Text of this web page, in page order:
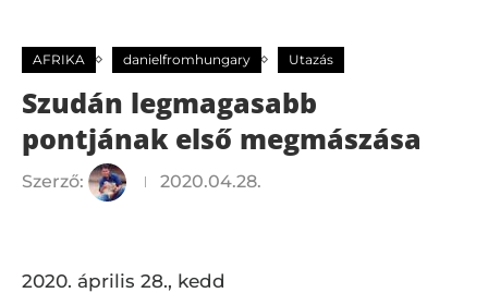
AFRIKA danielfromhungary Utazás
Szudán legmagasabb
pontjának első megmászása
Szerző: 2020.04.28.
2020. április 28., kedd